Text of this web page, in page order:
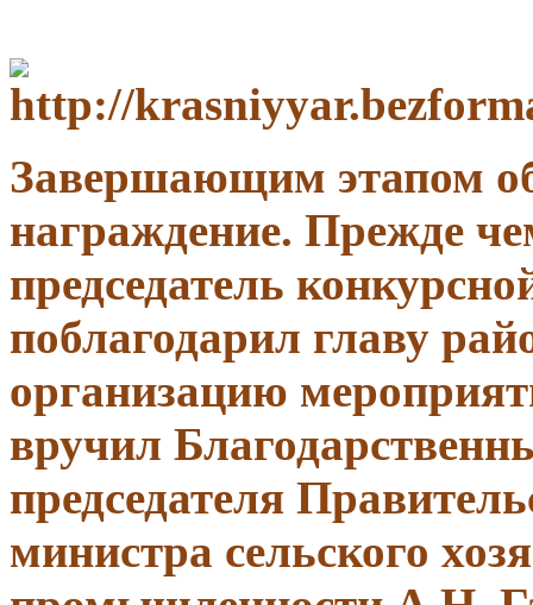
Завершающим этапом
награждение. Прежде
председатель
поблагодарил главу
организацию
вручил
председателя
министра сельского